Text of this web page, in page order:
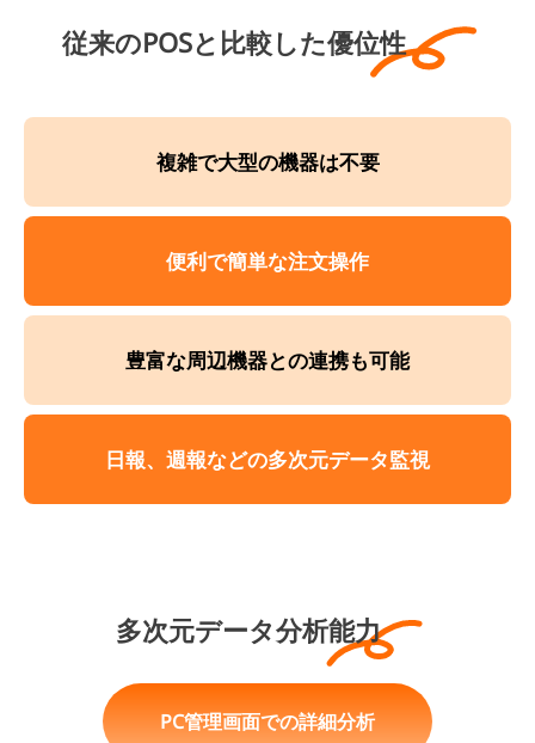
従来のPOSと比較した優位性
複雑で大型の機器は不要
便利で簡単な注文操作
豊富な周辺機器との連携も可能
日報、週報などの多次元データ監視
多次元データ分析能力
POS本体でのデータ分析
PC管理画面での詳細分析
外部分析ツールとの連携